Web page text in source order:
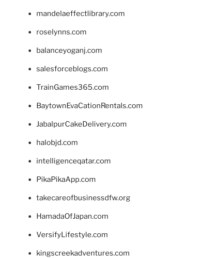
mandelaeffectlibrary.com
roselynns.com
balanceyoganj.com
salesforceblogs.com
TrainGames365.com
BaytownEvaCationRentals.com
JabalpurCakeDelivery.com
halobjd.com
intelligenceqatar.com
PikaPikaApp.com
takecareofbusinessdfw.org
HamadaOfJapan.com
VersifyLifestyle.com
kingscreekadventures.com